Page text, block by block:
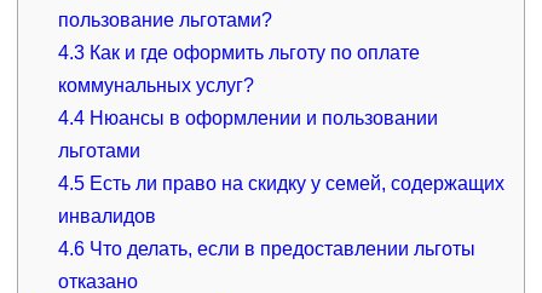
пользование льготами?
4.3 Как и где оформить льготу по оплате
коммунальных услуг?
4.4 Нюансы в оформлении и пользовании
льготами
4.5 Есть ли право на скидку у семей, содержащих
инвалидов
4.6 Что делать, если в предоставлении льготы
отказано